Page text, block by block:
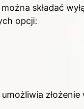
składać
opcji:
złożenie